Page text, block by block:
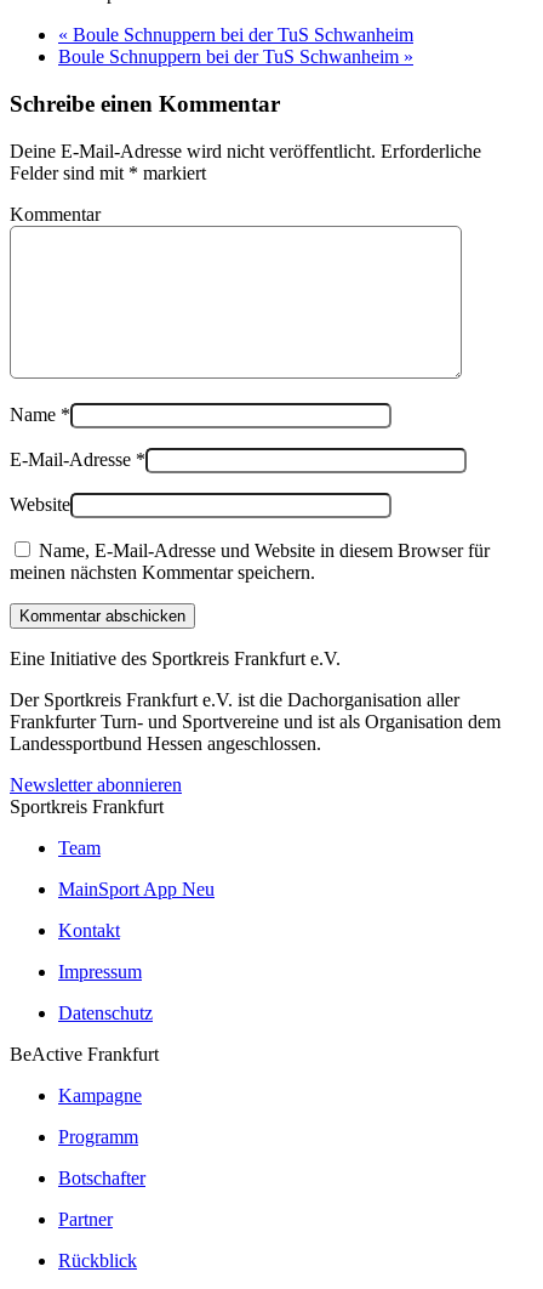
« Boule Schnuppern bei der TuS Schwanheim
Boule Schnuppern bei der TuS Schwanheim »
Schreibe einen Kommentar
Deine E-Mail-Adresse wird nicht veröffentlicht. Erforderliche
Felder sind mit * markiert
Kommentar
Name *
E-Mail-Adresse *
Website
Name, E-Mail-Adresse und Website in diesem Browser für
meinen nächsten Kommentar speichern.
Kommentar abschicken
Eine Initiative des Sportkreis Frankfurt e.V.
Der Sportkreis Frankfurt e.V. ist die Dachorganisation aller
Frankfurter Turn- und Sportvereine und ist als Organisation dem
Landessportbund Hessen angeschlossen.
Newsletter abonnieren
Sportkreis Frankfurt
Team
MainSport App Neu
Kontakt
Impressum
Datenschutz
BeActive Frankfurt
Kampagne
Programm
Botschafter
Partner
Rückblick